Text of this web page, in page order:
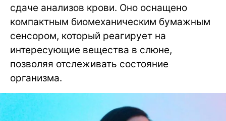
сдаче анализов крови. Оно оснащено
компактным биомеханическим бумажным
сенсором, который реагирует на
интересующие вещества в слюне,
позволяя отслеживать состояние
организма.